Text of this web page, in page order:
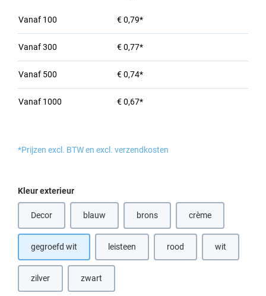
Vanaf 100 € 0,79*
Vanaf300 € 0,77*
Vanaf 500 € 0,74*
Vanaf 1000 € 0,67*
*Prijzen excl. BTW en excl. verzendkosten
Selecteer
Kleur exterieur
Decor blauw(Deze optie is momenteel niet beschikbaar.)
brons
(Deze optie is momenteel niet
crème(Deze optie is
gegroefd wit leisteen rood wit(Deze optie is
zilver zwart